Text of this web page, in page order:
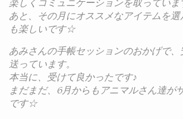
楽しくコミュニケーションを取っていま
あと、その月にオススメなアイテムを
も楽しいです☆
あみさんの手帳セッションのおかげで
送っています。
本当に、受けて良かったです♪
まだまだ、6月からもアニマルさん達が
です☆